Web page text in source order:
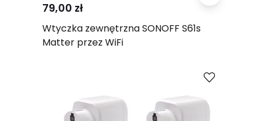
79,00 zł
Wtyczka zewnętrzna SONOFF S61s
Matter przez WiFi